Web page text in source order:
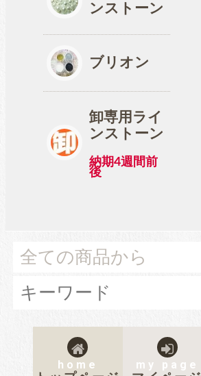
ンストーン
ブリオン
卸専用ライ
ンストーン
納期4週間前
後
home my page